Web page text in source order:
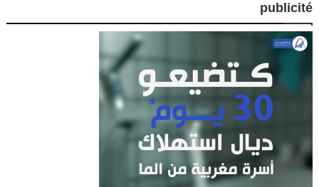
publicité